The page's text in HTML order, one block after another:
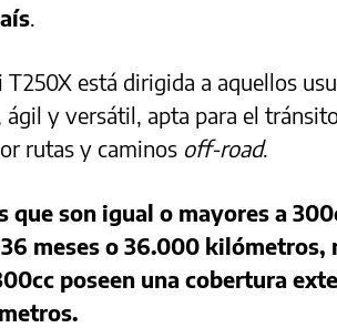
.
está dirigida a aquellos
y versátil, apta para el
rutas y caminos off-road.
que son igual o mayores a
meses o 36.000 kilómetros,
poseen una cobertura